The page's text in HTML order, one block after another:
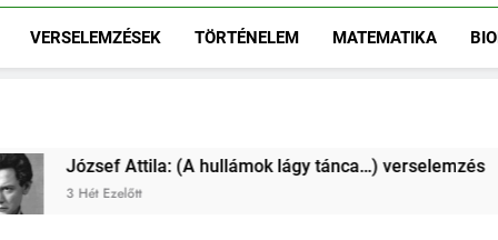
VERSELEMZÉSEK TÖRTÉNELEM MATEMATIKA
verselemzés József Attila: (A